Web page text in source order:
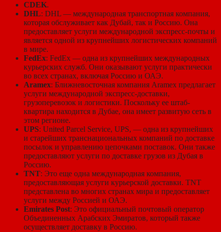
CDEK.
DHL: DHL — международная транспортная компания,
которая обслуживает как Дубай, так и Россию. Она
предоставляет услуги международной экспресс-почты и
является одной из крупнейших логистических компаний
в мире.
FedEx: FedEx — одна из крупнейших международных
курьерских служб. Они оказывают услуги практически
во всех странах, включая Россию и ОАЭ.
Aramex: Ближневосточная компания Aramex предлагает
услуги международной экспресс-доставки,
грузоперевозок и логистики. Поскольку ее штаб-
квартира находится в Дубае, она имеет развитую сеть в
этом регионе.
UPS: United Parcel Service, UPS, — одна из крупнейших
и старейших транснациональных компаний по доставке
посылок и управлению цепочками поставок. Они также
предоставляют услуги по доставке грузов из Дубая в
Россию.
TNT: Это еще одна международная компания,
предоставляющая услуги курьерской доставки. TNT
представлена во многих странах мира и предоставляет
услуги между Россией и ОАЭ.
Emirates Post: Это официальный почтовый оператор
Объединенных Арабских Эмиратов, который также
осуществляет доставку в Россию.